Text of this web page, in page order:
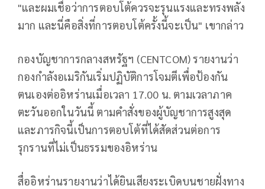
"และผมเชื่อว่าการตอบโต้ควรจะรุนแรงและทรงพลัง
มาก และนี่คือสิ่งที่การตอบโต้ครั้งนี้จะเป็น" เขากล่าว
กองบัญชาการกลางสหรัฐฯ (CENTCOM) รายงานว่า
กองกำลังอเมริกันเริ่มปฏิบัติการโจมตีเพื่อป้องกัน
ตนเองต่ออิหร่านเมื่อเวลา 17.00 น. ตามเวลาภาค
ตะวันออกในวันนี้ ตามคำสั่งของผู้บัญชาการสูงสุด
และภารกิจนี้เป็นการตอบโต้ที่ได้สัดส่วนต่อการ
รุกรานที่ไม่เป็นธรรมของอิหร่าน
สื่ออิหร่านรายงานว่าได้ยินเสียงระเบิดบนชายฝั่งทาง